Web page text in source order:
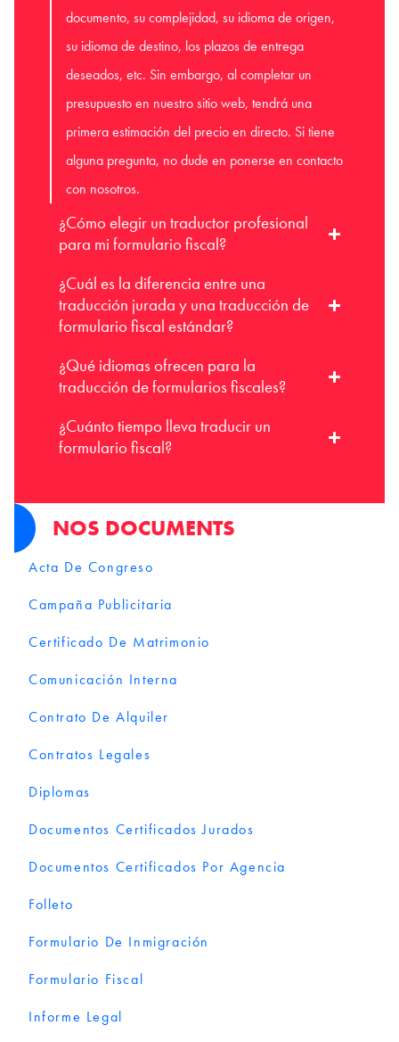
documento, su complejidad, su idioma de origen,
su idioma de destino, los plazos de entrega
deseados, etc. Sin embargo, al completar un
presupuesto en nuestro sitio web, tendrá una
primera estimación del precio en directo. Si tiene
alguna pregunta, no dude en ponerse en contacto
con nosotros.
¿Cómo elegir un traductor profesional
para mi formulario fiscal?
¿Cuál es la diferencia entre una
traducción jurada y una traducción de
formulario fiscal estándar?
¿Qué idiomas ofrecen para la
traducción de formularios fiscales?
¿Cuánto tiempo lleva traducir un
formulario fiscal?
NOS DOCUMENTS
Acta De Congreso
Campaña Publicitaria
Certificado De Matrimonio
Comunicación Interna
Contrato De Alquiler
Contratos Legales
Diplomas
Documentos Certificados Jurados
Documentos Certificados Por Agencia
Folleto
Formulario De Inmigración
Formulario Fiscal
Informe Legal